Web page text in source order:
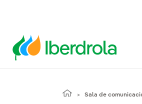
Sala de